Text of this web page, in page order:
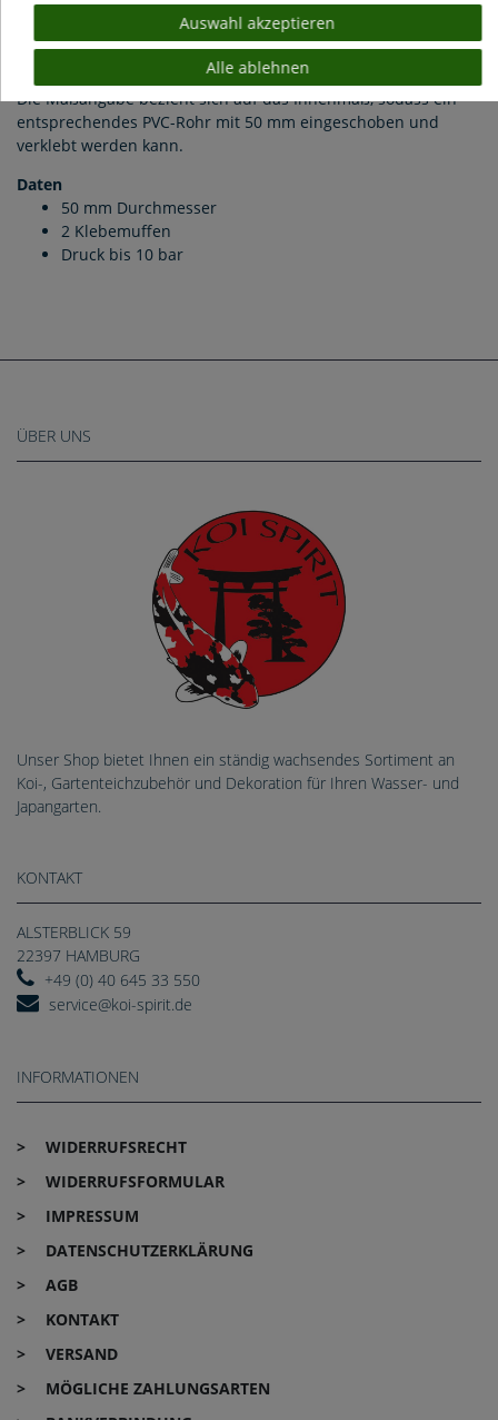
PVC Winkel für die Verbindung von PVC Rohren. Der Winkel
ist mit einem PVC Kleber, wie Griffon oder Tangit, zu
Die Maßangabe bezieht sich auf das Innenmaß, sodass ein
entsprechendes PVC-Rohr mit 50 mm eingeschoben und
verklebt werden kann.
Daten
50 mm Durchmesser
2 Klebemuffen
Druck bis 10 bar
ÜBER UNS
Unser Shop bietet Ihnen ein ständig wachsendes Sortiment an
Koi-, Gartenteichzubehör und Dekoration für Ihren Wasser- und
Japangarten.
KONTAKT
ALSTERBLICK 59
22397 HAMBURG
+49 (0) 40 645 33 550
service@koi-spirit.de
INFORMATIONEN
WIDERRUFS­RECHT
WIDERRUFS­FORMULAR
IMPRESSUM
DATEN­SCHUTZ­ERKLÄRUNG
AGB
KONTAKT
VERSAND
MÖGLICHE ZAHLUNGSARTEN
Auswahl akzeptieren
Alle ablehnen